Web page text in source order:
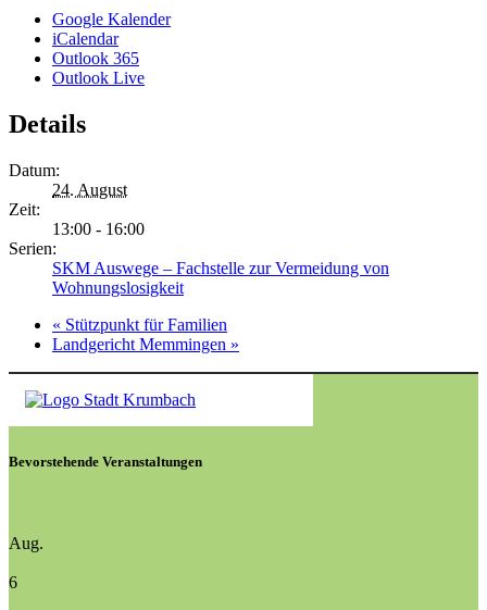
Google Kalender
iCalendar
Outlook 365
Outlook Live
Details
Datum:
24. August
Zeit:
13:00 - 16:00
Serien:
SKM Auswege – Fachstelle zur Vermeidung von
Wohnungslosigkeit
« Stützpunkt für Familien
Landgericht Memmingen »
Bevorstehende Veranstaltungen
Aug.
6